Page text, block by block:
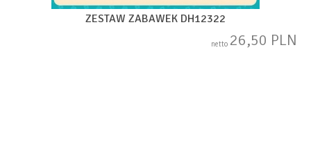
ZESTAW ZABAWEK DH12322
netto 26,50 PLN